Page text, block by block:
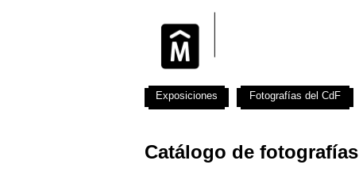
Catálogo de fotografías
Exposiciones Fotografías del CdF